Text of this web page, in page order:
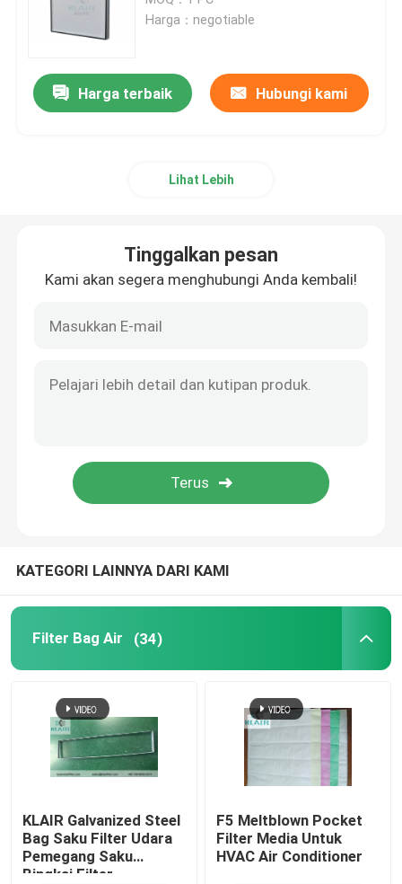
Cleanroom Air Shower
Filter Udara Suhu Tinggi
Filter Udara Lipit
Filter penjernih udara
Pass Box
Harga：negotiable
Harga terbaik Hubungi kami
Lihat Lebih
Tinggalkan pesan
Kami akan segera menghubungi Anda kembali!
KATEGORI LAINNYA DARI KAMI
Filter Bag Air (34)
KLAIR Galvanized Steel
Bag Saku Filter Udara
Pemegang Saku
Bingkai Filter
F5 Meltblown Pocket
Filter Media Untuk
HVAC Air Conditioner